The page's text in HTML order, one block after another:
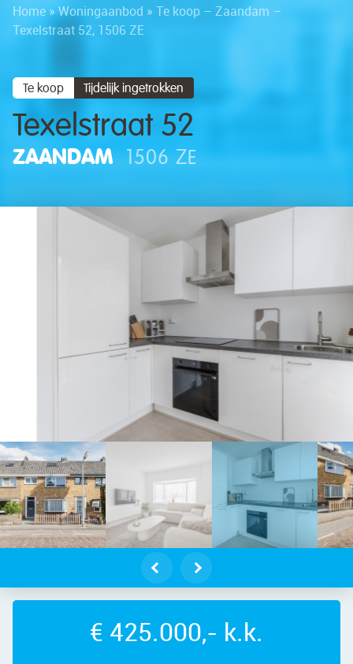
Home »Woningaanbod » Te koop – Zaandam –
Texelstraat 52, 1506 ZE
Te koop Tijdelijk ingetrokken
Texelstraat 52
ZAANDAM 1506 ZE
– Texelstraat 52, 1506 ZE –
€ 425.000,- k.k.